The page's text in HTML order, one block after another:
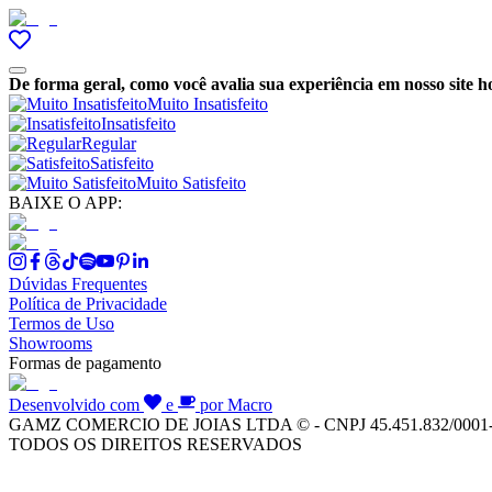
De forma geral, como você avalia sua experiência em nosso site
Muito Insatisfeito
Insatisfeito
Regular
Satisfeito
Muito Satisfeito
BAIXE O APP:
Dúvidas Frequentes
Política de Privacidade
Termos de Uso
Showrooms
Formas de pagamento
Desenvolvido com e
por Macro
GAMZ COMERCIO DE JOIAS LTDA © - CNPJ 45.451.832/
TODOS OS DIREITOS RESERVADOS